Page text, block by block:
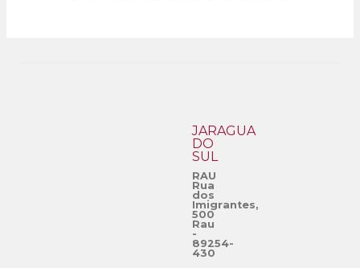
JARAGUÁ
DO
SUL
RAU
Rua
dos
Imigrantes,
500
Rau
-
89254-
430